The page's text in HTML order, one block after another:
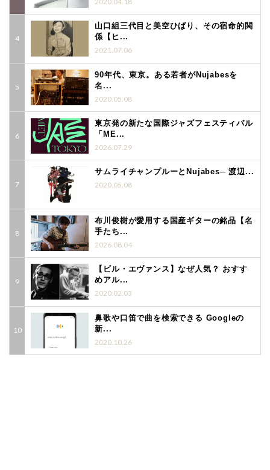
山口組三代目と美空ひばり、その宿命的関
係【ヒ...
2021.07.06
90年代、東京。ある若者がNujabesを
名...
2020.05.08
東京発の新たな国際ジャズフェスティバル
「ME...
2026.07.29
サムライチャンプルーとNujabes─ 渡辺...
2020.05.08
布川俊樹が愛用する国産ギターの銘品【名
手たち...
2026.08.04
【ビル・エヴァンス】なぜ人気？ おすす
めアル...
2020.02.03
鼻歌や口笛で曲を検索できる Googleの
新...
2020.10.26